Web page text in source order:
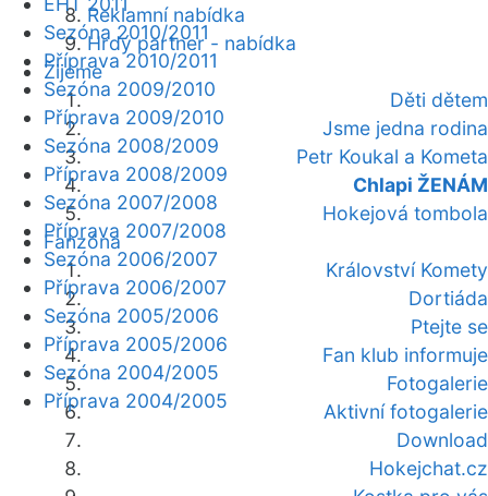
Reklamní nabídka
Hrdý partner - nabídka
Žijeme
Děti dětem
Jsme jedna rodina
Petr Koukal a Kometa
Chlapi ŽENÁM
Hokejová tombola
Fanzóna
Království Komety
Dortiáda
Ptejte se
Fan klub informuje
Fotogalerie
Aktivní fotogalerie
Download
Hokejchat.cz
Sezóna 2010/2011
Příprava 2010/2011
Sezóna 2009/2010
Příprava 2009/2010
Sezóna 2008/2009
Příprava 2008/2009
Sezóna 2007/2008
Příprava 2007/2008
Sezóna 2006/2007
Příprava 2006/2007
Sezóna 2005/2006
Příprava 2005/2006
Sezóna 2004/2005
Příprava 2004/2005